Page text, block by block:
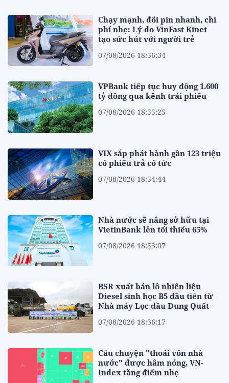
Chạy mạnh, đổi pin nhanh, chi
phí nhẹ: Lý do VinFast Kinet
tạo sức hút với người trẻ
07/08/2026 18:56:34
VPBank tiếp tục huy động 1.600
tỷ đồng qua kênh trái phiếu
07/08/2026 18:55:25
VIX sắp phát hành gần 123 triệu
cổ phiếu trả cổ tức
07/08/2026 18:54:44
Nhà nước sẽ nâng sở hữu tại
VietinBank lên tối thiểu 65%
07/08/2026 18:53:07
BSR xuất bán lô nhiên liệu
Diesel sinh học B5 đầu tiên từ
Nhà máy Lọc dầu Dung Quất
07/08/2026 18:36:17
Câu chuyện "thoái vốn nhà
nước" được hâm nóng, VN-
Index tăng điểm nhẹ